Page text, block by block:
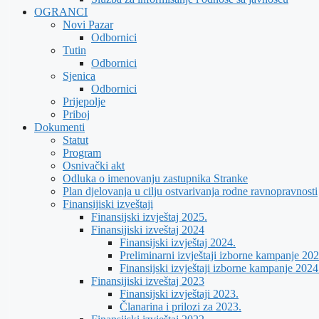
OGRANCI
Novi Pazar
Odbornici
Tutin
Odbornici
Sjenica
Odbornici
Prijepolje
Priboj
Dokumenti
Statut
Program
Osnivački akt
Odluka o imenovanju zastupnika Stranke
Plan djelovanja u cilju ostvarivanja rodne ravnopravnosti
Finansijiski izveštaji
Finansijski izvještaj 2025.
Finansijiski izveštaj 2024
Finansijski izvještaj 2024.
Preliminarni izvještaji izborne kampanje
Finansijski izvještaji izborne kampanje
Finansijiski izveštaj 2023
Finansijski izvještaji 2023.
Članarina i prilozi za 2023.